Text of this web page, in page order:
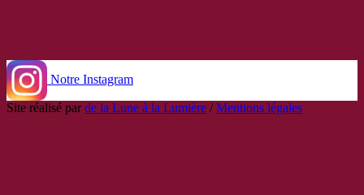
Notre Instagram
Site réalisé parde la Lune à la Lumière /Mentions légales